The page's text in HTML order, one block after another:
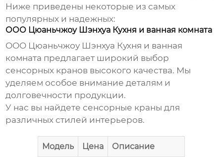
Ниже приведены некоторые из самых
популярных и надежных:
ООО Цюаньчжоу Шэнхуа Кухня и ванная комната
ООО Цюаньчжоу Шэнхуа Кухня и ванная
комната предлагает широкий выбор
сенсорных кранов высокого качества. Мы
уделяем особое внимание деталям и
долговечности продукции.
У нас вы найдете сенсорные краны для
различных стилей интерьеров.
Модель Цена Описание